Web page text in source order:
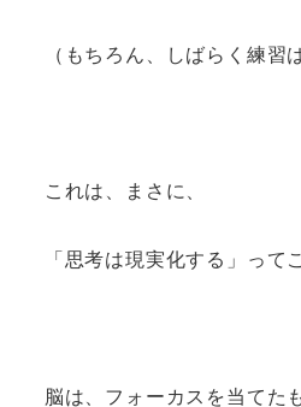
（もちろん、しばらく練習
これは、まさに、
「思考は現実化する」って
脳は、フォーカスを当てた